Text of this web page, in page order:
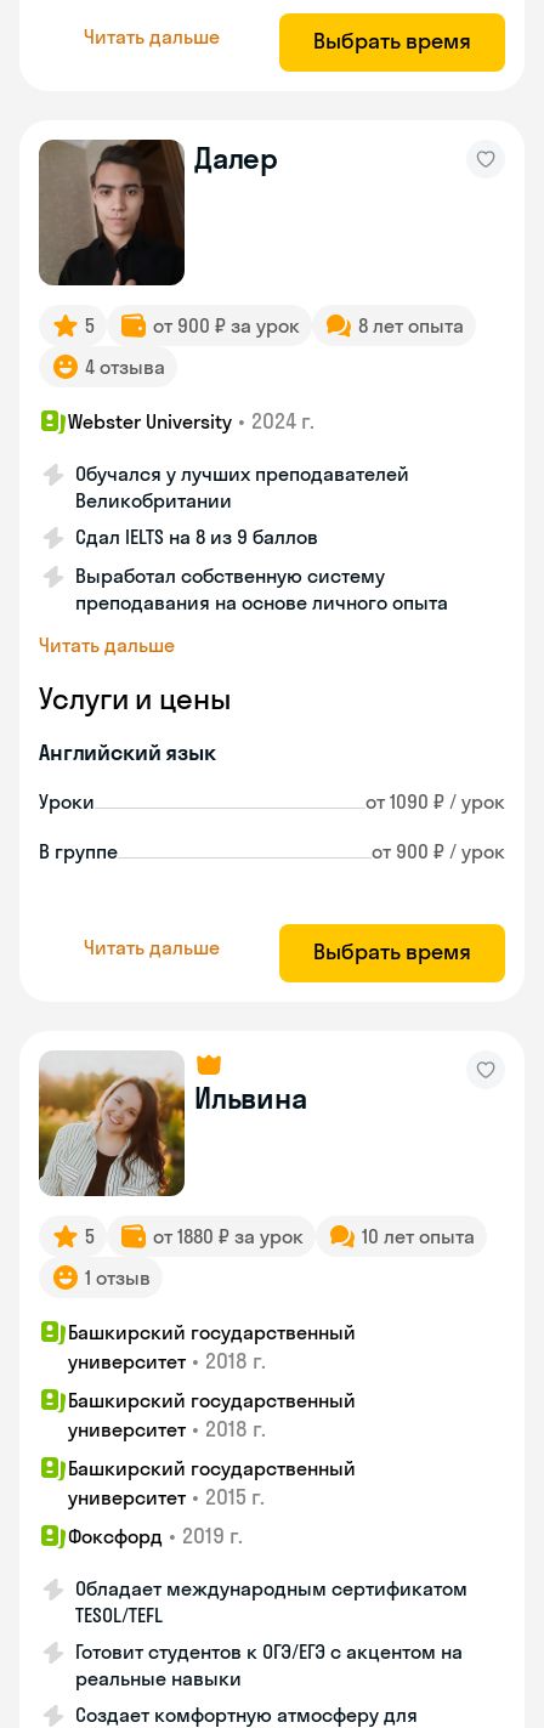
Читать дальше Выбрать время
Далер
5 от 900 ₽ за урок
8 лет опыта
4 отзыва
Webster University • 2024 г.
Обучался у лучших преподавателей
Великобритании
Сдал IELTS на 8 из 9 баллов
Выработал собственную систему
преподавания на основе личного опыта
Читать дальше
Услуги и цены
Английский язык
Уроки от 1090 ₽ / урок
В группе от 900 ₽ / урок
Читать дальше Выбрать время
Ильвина
5 от 1880 ₽ за урок
10 лет опыта
1 отзыв
Башкирский государственный
университет • 2018 г.
Башкирский государственный
университет • 2018 г.
Башкирский государственный
университет • 2015 г.
Фоксфорд • 2019 г.
Обладает международным сертификатом
TESOL/TEFL
Готовит студентов к ОГЭ/ЕГЭ с акцентом на
реальные навыки
Создает комфортную атмосферу для